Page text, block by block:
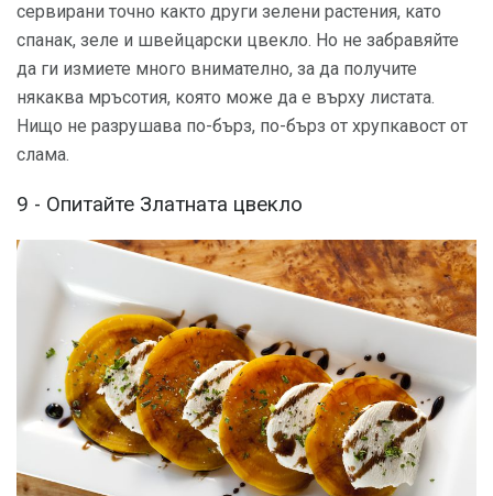
сервирани точно както други зелени растения, като
спанак, зеле и швейцарски цвекло. Но не забравяйте
да ги измиете много внимателно, за да получите
някаква мръсотия, която може да е върху листата.
Нищо не разрушава по-бърз, по-бърз от хрупкавост от
слама.
9 - Опитайте Златната цвекло